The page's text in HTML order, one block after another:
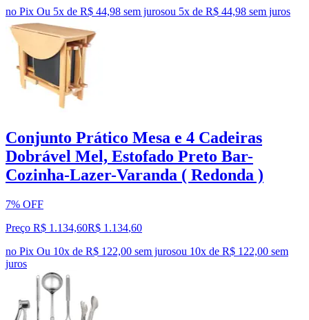
no Pix Ou 5x de R$ 44,98 sem jurosou 5x de R$ 44,98 sem juros
Conjunto Prático Mesa e 4 Cadeiras
Dobrável Mel, Estofado Preto Bar-
Cozinha-Lazer-Varanda ( Redonda )
7% OFF
Preço R$ 1.134,60R$ 1.134,60
no Pix Ou 10x de R$ 122,00 sem jurosou 10x de R$ 122,00 sem
juros